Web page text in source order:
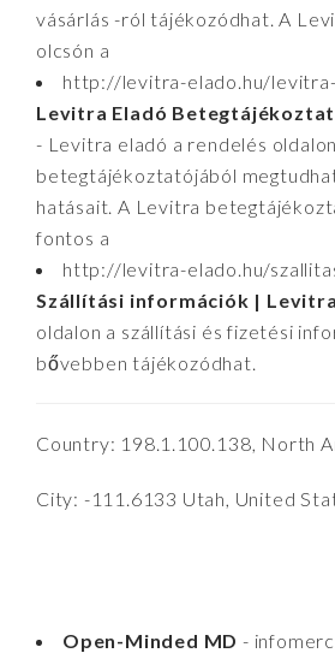
vásárlás -ról tájékozódhat. A
olcsón a
http://levitra-elado.hu/
Levitra Eladó
- Levitra eladó a rendelés
betegtájékoztatójából
hatásait. A Levitra
fontos a
http://levitra-elado.hu/
Szállítási információk |
oldalon a szállítási és fizetési
bővebben tájékozódhat.
Country: 198.1.100.138, North
City: -111.6133 Utah, United
Open-Minded MD -